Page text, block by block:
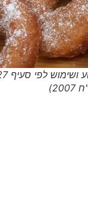
דונאטס לחנוכה (צילום ממקור לא ידוע ושימוש לפי סעיף 27א'